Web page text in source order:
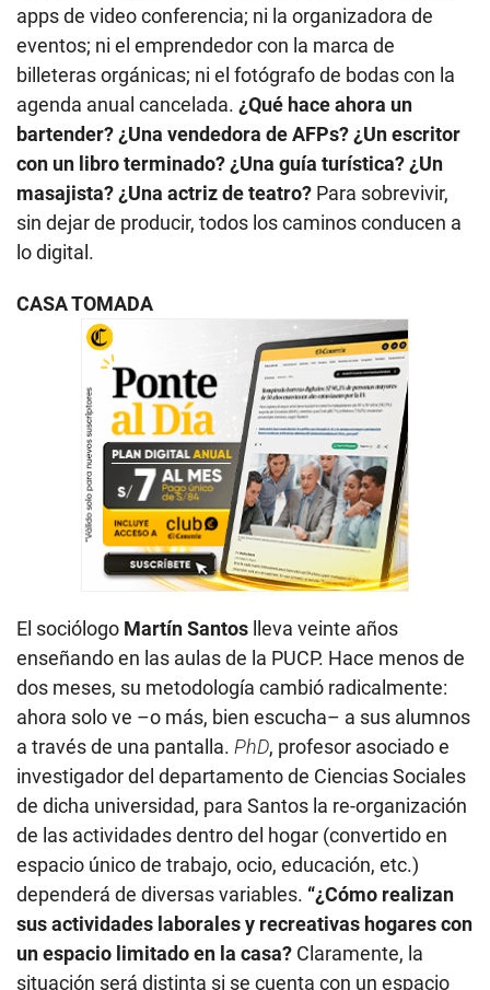
apps de video conferencia; ni la organizadora de
eventos; ni el emprendedor con la marca de
billeteras orgánicas; ni el fotógrafo de bodas con la
agenda anual cancelada. ¿Qué hace ahora un
bartender? ¿Una vendedora de AFPs? ¿Un escritor
con un libro terminado? ¿Una guía turística? ¿Un
masajista? ¿Una actriz de teatro? Para sobrevivir,
sin dejar de producir, todos los caminos conducen a
lo digital.
CASA TOMADA
El sociólogo Martín Santos lleva veinte años
enseñando en las aulas de la PUCP. Hace menos de
dos meses, su metodología cambió radicalmente:
ahora solo ve –o más, bien escucha– a sus alumnos
a través de una pantalla. PhD, profesor asociado e
investigador del departamento de Ciencias Sociales
de dicha universidad, para Santos la re-organización
de las actividades dentro del hogar (convertido en
espacio único de trabajo, ocio, educación, etc.)
dependerá de diversas variables. “¿Cómo realizan
sus actividades laborales y recreativas hogares con
un espacio limitado en la casa? Claramente, la
situación será distinta si se cuenta con un espacio